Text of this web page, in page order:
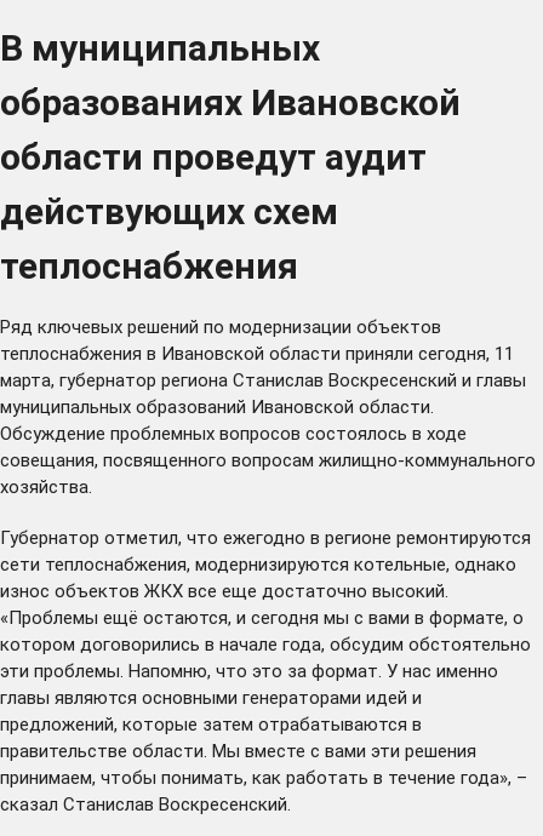
В муниципальных
образованиях Ивановской
области проведут аудит
действующих схем
теплоснабжения
Ряд ключевых решений по модернизации объектов
теплоснабжения в Ивановской области приняли сегодня, 11
марта, губернатор региона Станислав Воскресенский и главы
муниципальных образований Ивановской области.
Обсуждение проблемных вопросов состоялось в ходе
совещания, посвященного вопросам жилищно-коммунального
хозяйства.
Губернатор отметил, что ежегодно в регионе ремонтируются
сети теплоснабжения, модернизируются котельные, однако
износ объектов ЖКХ все еще достаточно высокий.
«Проблемы ещё остаются, и сегодня мы с вами в формате, о
котором договорились в начале года, обсудим обстоятельно
эти проблемы. Напомню, что это за формат. У нас именно
главы являются основными генераторами идей и
предложений, которые затем отрабатываются в
правительстве области. Мы вместе с вами эти решения
принимаем, чтобы понимать, как работать в течение года», –
сказал Станислав Воскресенский.